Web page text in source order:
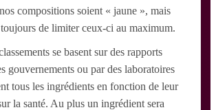
compositions soient « jaune », mais
toujours de limiter ceux-ci au maximum.
se basent sur des rapports
gouvernements ou par des laboratoires
tous les ingrédients en fonction de leur
la santé. Au plus un ingrédient sera